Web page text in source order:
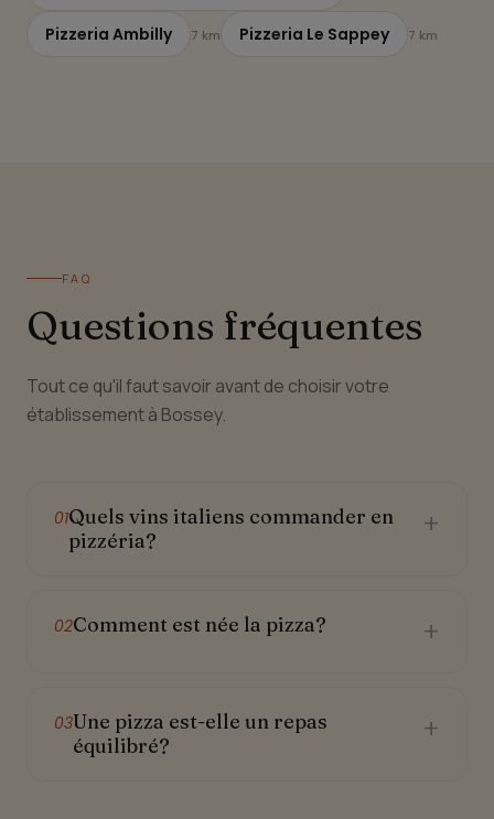
Pizzeria Ambilly 7 km Pizzeria Le Sappey 7 km
FAQ
Questions fréquentes
Tout ce qu'il faut savoir avant de choisir votre
établissement à Bossey.
01Quels vins italiens commander en
pizzéria?
+
02Comment est née la pizza? +
03Une pizza est-elle un repas
équilibré?
+